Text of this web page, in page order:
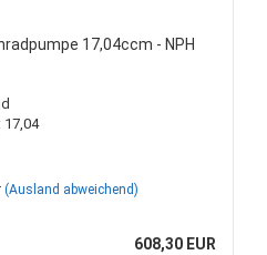
17,04ccm - NPH
17,04
(Ausland abweichend)
608,30 EUR